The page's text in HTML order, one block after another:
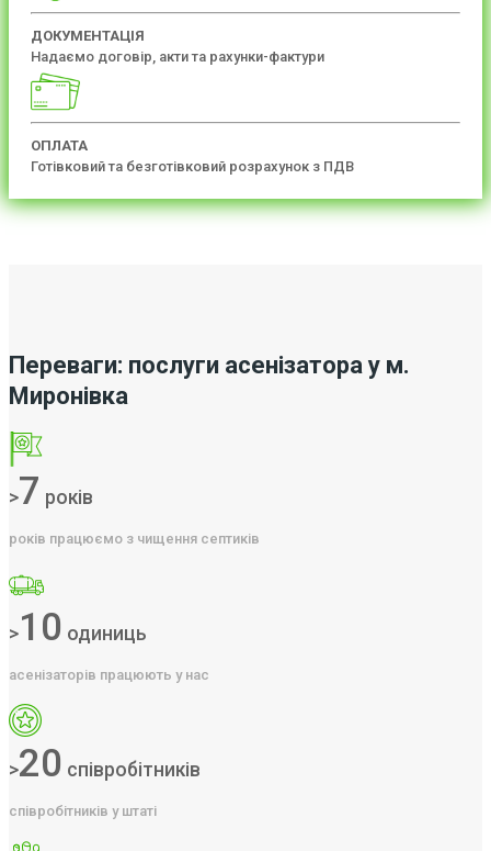
ДОКУМЕНТАЦІЯ
Надаємо договір, акти та рахунки-фактури
ОПЛАТА
Готівковий та безготівковий розрахунок з ПДВ
Переваги: послуги асенізатора у м.
Миронівка
>7 років
років працюємо з чищення септиків
>10 одиниць
асенізаторів працюють у нас
>20 співробітників
співробітників у штаті